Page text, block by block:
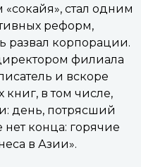
стал одним
реформ,
развал корпорации.
филиала
и вскоре
книг, в том числе,
день, потрясший
нет конца: горячие
в Азии».